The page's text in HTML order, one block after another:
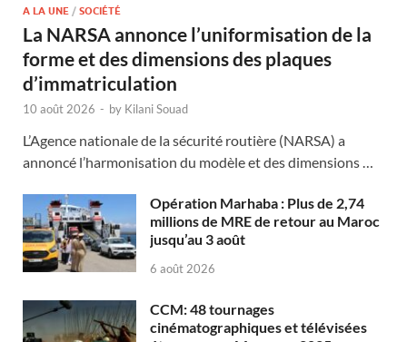
A LA UNE / SOCIÉTÉ
La NARSA annonce l’uniformisation de la
forme et des dimensions des plaques
d’immatriculation
10 août 2026 - by Kilani Souad
L’Agence nationale de la sécurité routière (NARSA) a
annoncé l’harmonisation du modèle et des dimensions …
Opération Marhaba : Plus de 2,74
millions de MRE de retour au Maroc
jusqu’au 3 août
6 août 2026
CCM: 48 tournages
cinématographiques et télévisées